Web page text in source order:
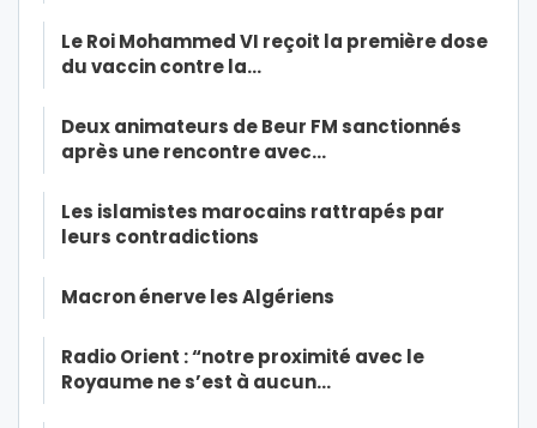
Le Roi Mohammed VI reçoit la première dose
du vaccin contre la…
Deux animateurs de Beur FM sanctionnés
après une rencontre avec…
Les islamistes marocains rattrapés par
leurs contradictions
Macron énerve les Algériens
Radio Orient : “notre proximité avec le
Royaume ne s’est à aucun…